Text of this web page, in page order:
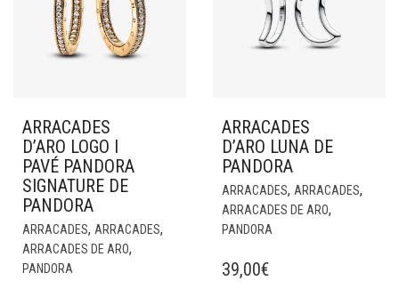
ARRACADES
D’ARO LOGO I
PAVÉ PANDORA
SIGNATURE DE
PANDORA
ARRACADES, ARRACADES,
ARRACADES DE ARO,
PANDORA
ARRACADES
D’ARO LUNA DE
PANDORA
ARRACADES, ARRACADES,
ARRACADES DE ARO,
PANDORA
39,00€